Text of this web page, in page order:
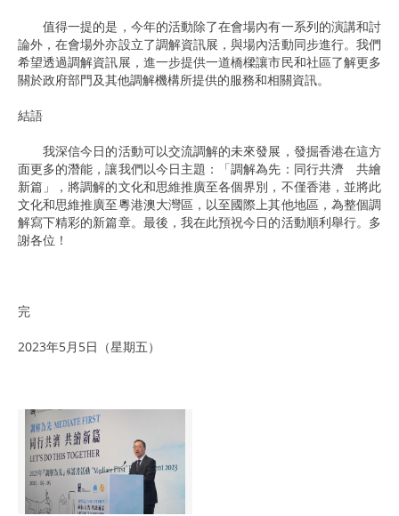
值得一提的是，今年的活動除了在會場內有一系列的演講和討
論外，在會場外亦設立了調解資訊展，與場內活動同步進行。我們
希望透過調解資訊展，進一步提供一道橋樑讓市民和社區了解更多
關於政府部門及其他調解機構所提供的服務和相關資訊。
結語
我深信今日的活動可以交流調解的未來發展，發掘香港在這方
面更多的潛能，讓我們以今日主題：「調解為先：同行共濟 共繪
新篇」，將調解的文化和思維推廣至各個界別，不僅香港，並將此
文化和思維推廣至粵港澳大灣區，以至國際上其他地區，為整個調
解寫下精彩的新篇章。最後，我在此預祝今日的活動順利舉行。多
謝各位！
完
2023年5月5日（星期五）